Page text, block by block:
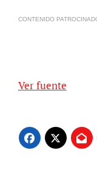
CONTENIDO
Ver fuente